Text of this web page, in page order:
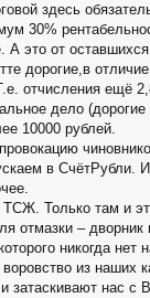
здесь
30%
это от
дорогие,в
отчисления ещё
дело
10000 рублей.
в СчётРубли.
Только там и
отмазки – дворник
никогда нет
из наших
затаскивают нас